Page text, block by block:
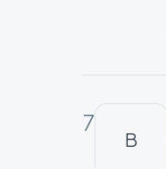
7
B